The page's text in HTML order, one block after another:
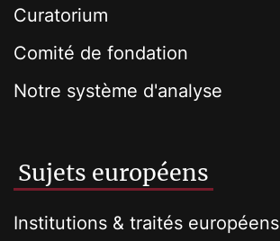
Curatorium
Comité de fondation
Notre système d'analyse
Sujets européens
Institutions & traités européens